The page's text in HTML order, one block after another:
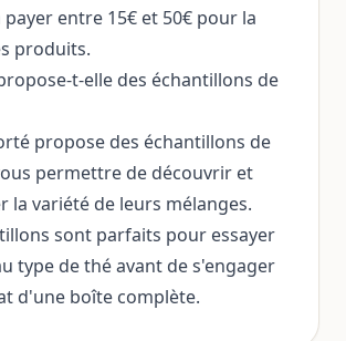
entre 15€ et 50€ pour la
produits.
t-elle des échantillons de
propose des échantillons de
permettre de découvrir et
la variété de leurs mélanges.
sont parfaits pour essayer
type de thé avant de s'engager
d'une boîte complète.